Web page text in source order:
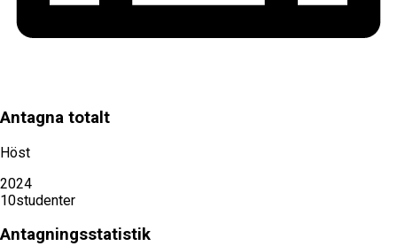
Antagna totalt
Höst
2024
10studenter
Antagningsstatistik